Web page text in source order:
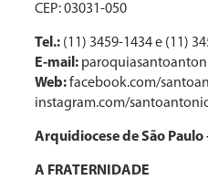
CEP: 03031-050
Tel.: (11) 3459-1434 e (11)
E-mail:
Web:facebook.com/
instagram.com/
Arquidiocese de São Paulo
A FRATERNIDADE